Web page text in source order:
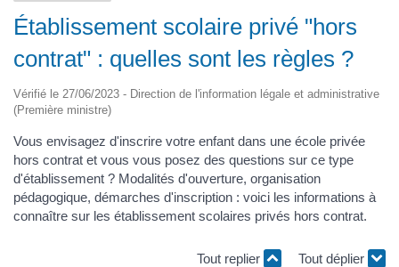
Établissement scolaire privé "hors
contrat" : quelles sont les règles ?
Vérifié le 27/06/2023 - Direction de l'information légale et administrative
(Première ministre)
Vous envisagez d'inscrire votre enfant dans une école privée
hors contrat et vous vous posez des questions sur ce type
d'établissement ? Modalités d'ouverture, organisation
pédagogique, démarches d'inscription : voici les informations à
connaître sur les établissement scolaires privés hors contrat.
Tout replier Tout déplier